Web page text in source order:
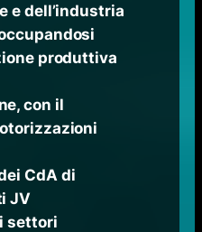
e dell’industria
produttiva
con il
CdA di
JV
settori